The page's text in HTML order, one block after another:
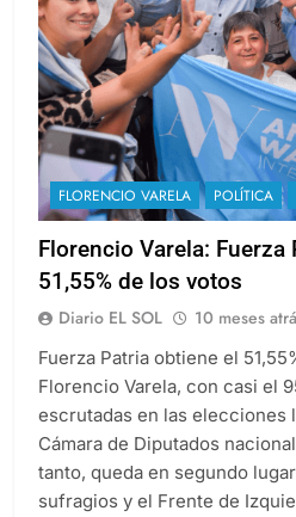
FLORENCIO VARELA POLÍTICA
Florencio Varela: Fuerza
51,55% de los votos
Diario EL SOL 10 meses
Fuerza Patria obtiene el
Florencio Varela, con casi el
escrutadas en las elecciones
Cámara de Diputados
tanto, queda en segundo
sufragios y el Frente de